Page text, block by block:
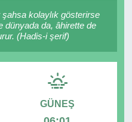
şahsa kolaylık gösterirse
dünyada da, âhirette de
(Hadis-i şerif)
GÜNEŞ